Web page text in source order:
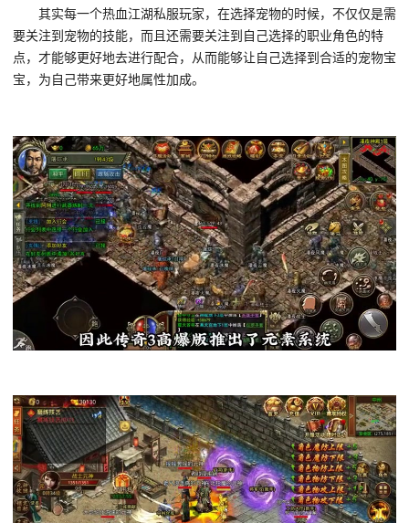
其实每一个热血江湖私服玩家，在选择宠物的时候，不仅仅是需
要关注到宠物的技能，而且还需要关注到自己选择的职业角色的特
点，才能够更好地去进行配合，从而能够让自己选择到合适的宠物宝
宝，为自己带来更好地属性加成。